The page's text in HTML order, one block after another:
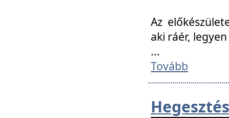
Az
aki ráér,
...
Tovább